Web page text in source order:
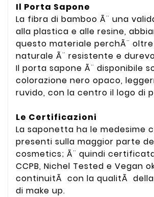
Il Porta Sapone
La fibra di bamboo Ã¨ una
alla plastica e alle resine,
questo materiale perchÃ¨
naturale Ã¨ resistente e
Il porta sapone Ã¨ disponibile
colorazione nero opaco,
ruvido, con la centro il logo di
Le Certificazioni
La saponetta ha le medesime
presenti sulla maggior parte
cosmetics; Ã¨ quindi
CCPB, Nichel Tested e Vegan
continuitÃ con la qualitÃ
di make up.